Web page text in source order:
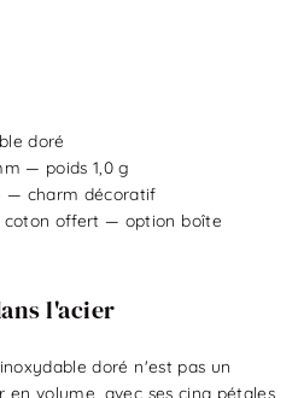
doré
— poids 1,0 g
— charm décoratif
coton offert — option boîte
l'acier
doré n'est pas un
volume, avec ses cinq pétales